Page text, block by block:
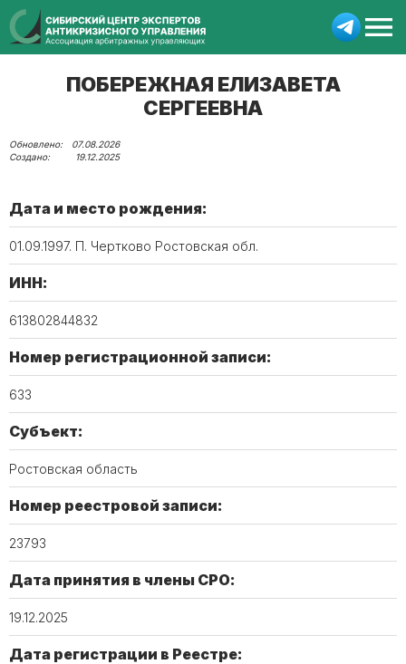
ПОБЕРЕЖНАЯ ЕЛИЗАВЕТА
СЕРГЕЕВНА
07.08.2026
19.12.2025
Дата и место рождения:
01.09.1997. П. Чертково Ростовская обл.
ИНН:
613802844832
Номер регистрационной записи:
633
Субъект:
Ростовская область
Номер реестровой записи:
23793
Дата принятия в члены СРО:
19.12.2025
Дата регистрации в Реестре: